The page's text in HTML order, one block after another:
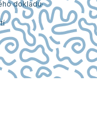
dokladu